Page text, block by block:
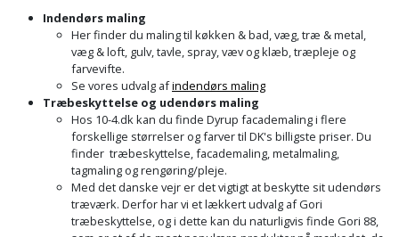
Skruetrækker
Skruetvinge
Slibeartikler
Smøring
rustopløser
Linjelaser
Loddekolbe
Luftværktøj
Måleinstrumenter
Malersprøjte
Mejselhammer
Personlig
Plantekasser
Postkasse
Postkassestander
Prepping
Indendørs maling
Her finder du maling til køkken & bad, væg, træ & metal,
væg & loft, gulv, tavle, spray, væv og klæb, træpleje og
farvevifte.
Se vores udvalg afindendørs maling
Træbeskyttelse og udendørs maling
Hos 10-4.dk kan du finde Dyrup facademaling i flere
forskellige størrelser og farver til DK's billigste priser. Du
finder træbeskyttelse, facademaling, metalmaling,
tagmaling og rengøring/pleje.
Med det danske vejr er det vigtigt at beskytte sit udendørs
træværk. Derfor har vi et lækkert udvalg af Gori
træbeskyttelse, og i dette kan du naturligvis finde Gori 88,